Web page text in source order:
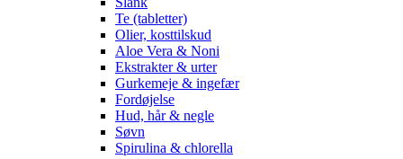
Te (tabletter)
Olier, kosttilskud
Aloe Vera & Noni
Ekstrakter & urter
Gurkemeje & ingefær
Fordøjelse
Hud, hår & negle
Søvn
Spirulina & chlorella